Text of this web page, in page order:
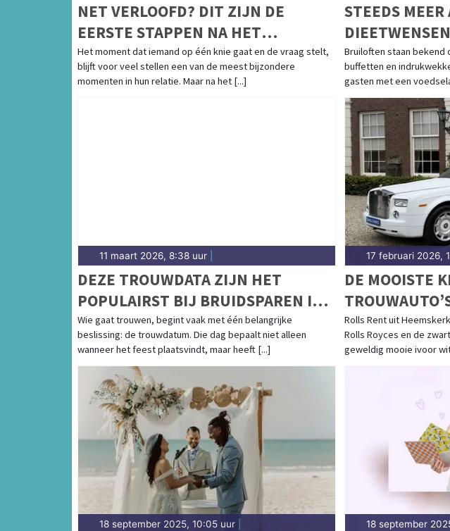
NET VERLOOFD? DIT ZIJN DE
EERSTE STAPPEN NA HET
HUWELIJKSAANZOEK
Het moment dat iemand op één knie gaat en de vraag stelt,
blijft voor veel stellen een van de meest bijzondere
momenten in hun relatie. Maar na het [...]
STEEDS
Bruiloften staan bekend
buffetten en
gasten met een
11 maart 2026, 8:38 uur
DEZE TROUWDATA ZIJN HET
POPULAIRST BIJ BRUIDSPAREN IN
2026, 2027 EN 2028
Wie gaat trouwen, begint vaak met één belangrijke
beslissing: de trouwdatum. Die dag bepaalt niet alleen
wanneer het feest plaatsvindt, maar heeft [...]
17 februari 2026,
DE MOOISTE
RENT
Rolls Rent uit
Rolls Royces en de
geweldig mooie ivoor
18 september 2025, 10:05 uur 18 september